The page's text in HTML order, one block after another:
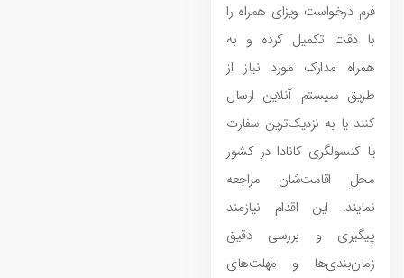
فرم درخواست ویزای همراه را
با دقت تکمیل کرده و به
همراه مدارک مورد نیاز از
طریق سیستم آنلاین ارسال
کنند یا به نزدیک‌ترین سفارت
یا کنسولگری کانادا در کشور
محل اقامت‌شان مراجعه
نمایند. این اقدام نیازمند
پیگیری و بررسی دقیق
زمان‌بندی‌ها و مهلت‌های